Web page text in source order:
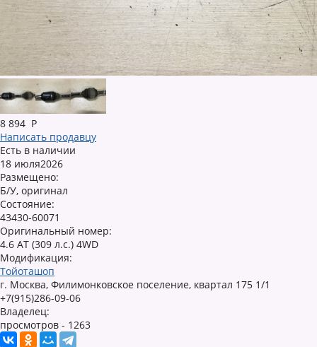
8 894 Р
Написать продавцу
Есть в наличии
18 июля2026
Размещено:
Б/У, оригинал
Состояние:
43430-60071
Оригинальный номер:
4.6 AT (309 л.с.) 4WD
Модификация:
Тойоташоп
г. Москва, Филимонковское поселение, квартал 175 1/1
+7(915)286-09-06
Владелец:
просмотров - 1263